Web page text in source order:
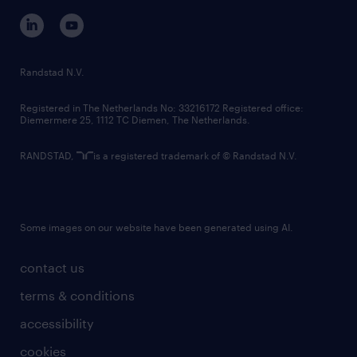
corporate governance
randstad innovation fund
country websites
contact us
terms & conditions
accessibility
cookies
Randstad N.V.
Registered in The Netherlands No: 33216172 Registered office:
Diemermere 25, 1112 TC Diemen, The Netherlands.
RANDSTAD, is a registered trademark of © Randstad N.V.
Some images on our website have been generated using AI.